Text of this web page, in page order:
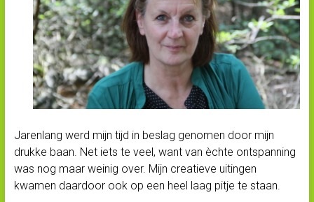
Jarenlang werd mijn tijd in beslag genomen door mijn
drukke baan. Net iets te veel, want van èchte ontspanning
was nog maar weinig over. Mijn creatieve uitingen
kwamen daardoor ook op een heel laag pitje te staan.